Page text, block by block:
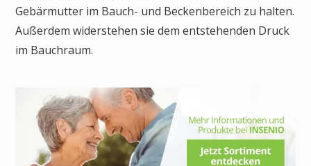
Gebärmutter im Bauch- und Beckenbereich zu halten.
Außerdem widerstehen sie dem entstehenden Druck
im Bauchraum.